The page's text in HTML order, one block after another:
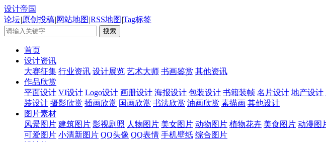
设计帝国
论坛|原创投稿|网站地图 |RSS地图 |Tag标签
首页
设计资讯
大赛征集 行业资讯 设计展览 艺术大师 书画鉴赏 其他资讯
作品欣赏
平面设计 VI设计 Logo设计 画册设计 海报设计 包装设计 书籍装帧 名片设计 地产设计
装设计 摄影欣赏 插画欣赏 国画欣赏 书法欣赏 油画欣赏 素描画 其他设计
图片素材
风景图片 建筑图片 影视剧照 人物图片 美女图片 动物图片 植物花卉 美食图片 动漫图
可爱图片 小清新图片 QQ头像 QQ表情 手机壁纸 综合图片